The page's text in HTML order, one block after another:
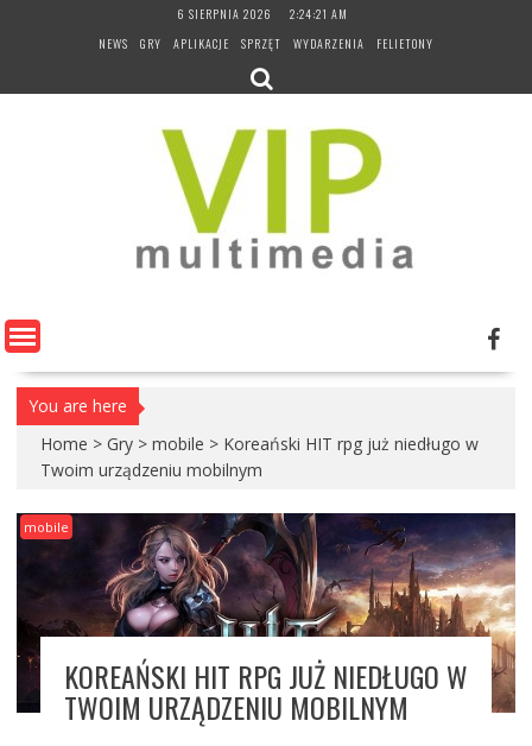
6 SIERPNIA 2026
2:24:22 AM
NEWS
GRY APLIKACJE SPRZĘT WYDARZENIA FELIETONY
You are here
Home > Gry > mobile > Koreański HIT rpg już niedługo w
Twoim urządzeniu mobilnym
mobile
KOREAŃSKI HIT RPG JUŻ NIEDŁUGO W
TWOIM URZĄDZENIU MOBILNYM